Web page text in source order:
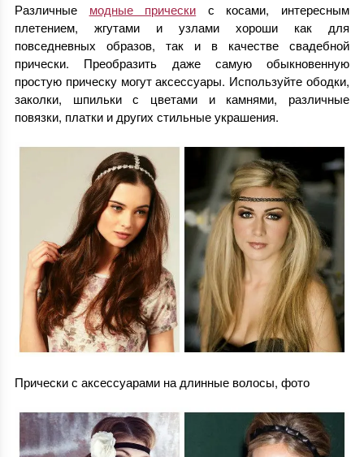
Различные модные прически с косами, интересным
плетением, жгутами и узлами хороши как для
повседневных образов, так и в качестве свадебной
прически. Преобразить даже самую обыкновенную
простую прическу могут аксессуары. Используйте ободки,
заколки, шпильки с цветами и камнями, различные
повязки, платки и других стильные украшения.
Прически с аксессуарами на длинные волосы, фото